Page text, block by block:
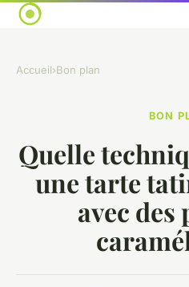
Accueil›Bon plan
BON
Quelle
une tarte
avec des